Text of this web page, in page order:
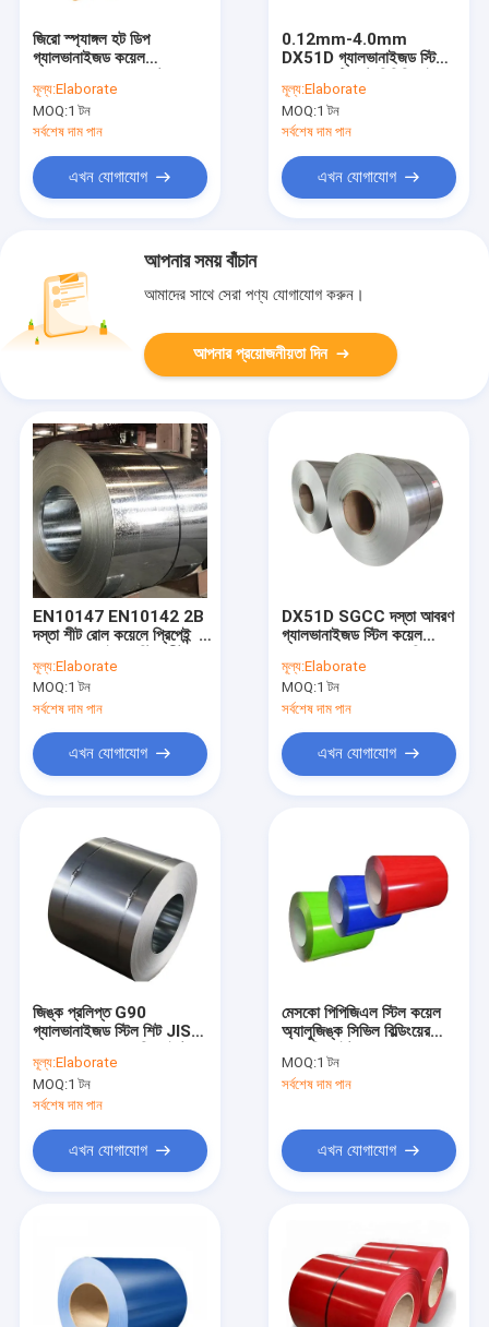
ভিডিও
জিরো স্প্যাঙ্গল হট ডিপ
গ্যালভানাইজড কয়েল
Z80 Gi শীট কয়েল
মূল্য:Elaborate
MOQ:1 টন
সর্বশেষ দাম পান
এখন যোগাযোগ
0.12mm-4.0mm
DX51D গ্যালভানাইজড স্টিল
স্টিল শীট
মূল্য:Elaborate
MOQ:1 টন
সর্বশেষ দাম পান
এখন যোগাযোগ
আপনার সময় বাঁচান
আমাদের সাথে সেরা পণ্য যোগাযোগ করুন।
আপনার প্রয়োজনীয়তা দিন
EN10147 EN10142 2B
দস্তা শীট রোল কয়েলে প্রিপেইন্ট
মূল্য:Elaborate
MOQ:1 টন
সর্বশেষ দাম পান
এখন যোগাযোগ
DX51D SGCC দস্তা আবরণ
গ্যালভানাইজড স্টিল কয়েল
জি শীট
মূল্য:Elaborate
MOQ:1 টন
সর্বশেষ দাম পান
এখন যোগাযোগ
জিঙ্ক প্রলিপ্ত G90
গ্যালভানাইজড স্টিল শিট JIS
জি ইস্পাত কয়েল
মূল্য:Elaborate
MOQ:1 টন
সর্বশেষ দাম পান
এখন যোগাযোগ
মেসকো পিপিজিএল স্টিল কয়েল
অ্যালুজিঙ্ক সিভিল বিল্ডিংয়ের
স্টিল কয়েল Az150
MOQ:1 টন
সর্বশেষ দাম পান
এখন যোগাযোগ